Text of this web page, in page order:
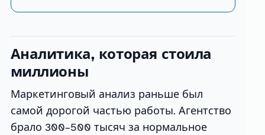
Аналитика, которая стоила
миллионы
Маркетинговый анализ раньше был
самой дорогой частью работы. Агентство
брало 300–500 тысяч за нормальное